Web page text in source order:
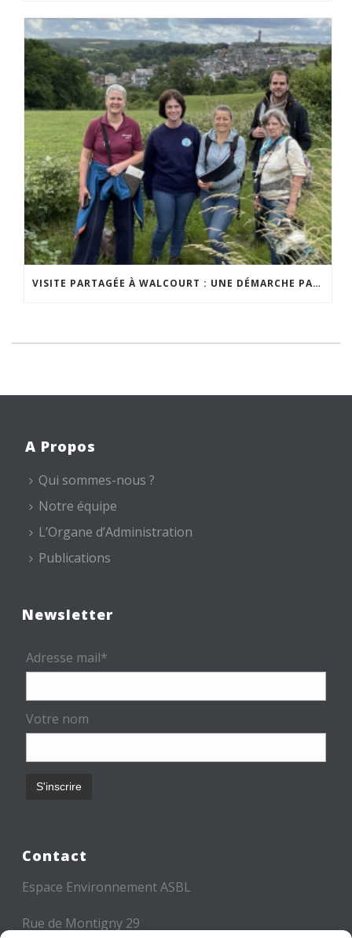
VISITE PARTAGÉE À WALCOURT : UNE DÉMARCHE PARTICIPATIVE ANIMÉE PAR ESPACE ENVIRONNEMENT
A Propos
Qui sommes-nous ?
Notre équipe
L’Organe d’Administration
Publications
Newsletter
Adresse mail*
Votre nom
Contact
Espace Environnement ASBL
Rue de Montigny 29